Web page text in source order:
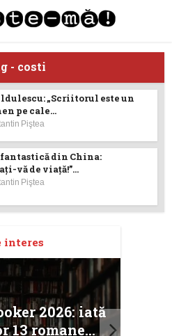
- costi
„Scriitorul este un
pe cale...
Piştea
din China:
vă de viaţă!”...
Piştea
interes
2026: iată
13 romane...